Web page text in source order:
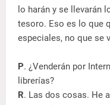
lo harán y se llevarán
tesoro. Eso es lo que
especiales, no que se
P. ¿Venderán por
librerías?
R. Las dos cosas. He